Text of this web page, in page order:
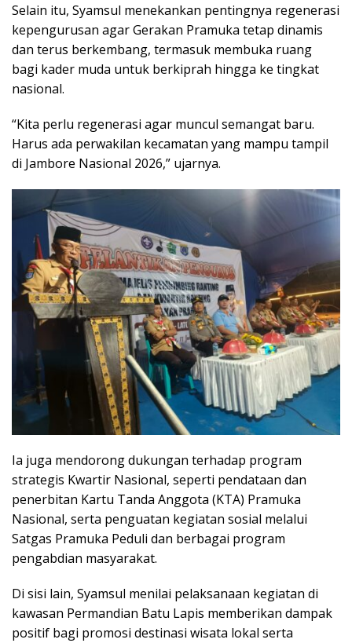
Selain itu, Syamsul menekankan pentingnya regenerasi
kepengurusan agar Gerakan Pramuka tetap dinamis
dan terus berkembang, termasuk membuka ruang
bagi kader muda untuk berkiprah hingga ke tingkat
nasional.
“Kita perlu regenerasi agar muncul semangat baru.
Harus ada perwakilan kecamatan yang mampu tampil
di Jambore Nasional 2026,” ujarnya.
Ia juga mendorong dukungan terhadap program
strategis Kwartir Nasional, seperti pendataan dan
penerbitan Kartu Tanda Anggota (KTA) Pramuka
Nasional, serta penguatan kegiatan sosial melalui
Satgas Pramuka Peduli dan berbagai program
pengabdian masyarakat.
Di sisi lain, Syamsul menilai pelaksanaan kegiatan di
kawasan Permandian Batu Lapis memberikan dampak
positif bagi promosi destinasi wisata lokal serta